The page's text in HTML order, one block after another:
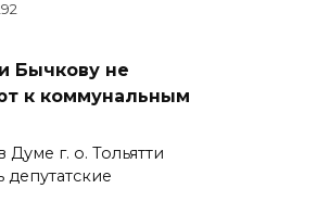
Бычкову не
к коммунальным
Думе г. о. Тольятти
депутатские